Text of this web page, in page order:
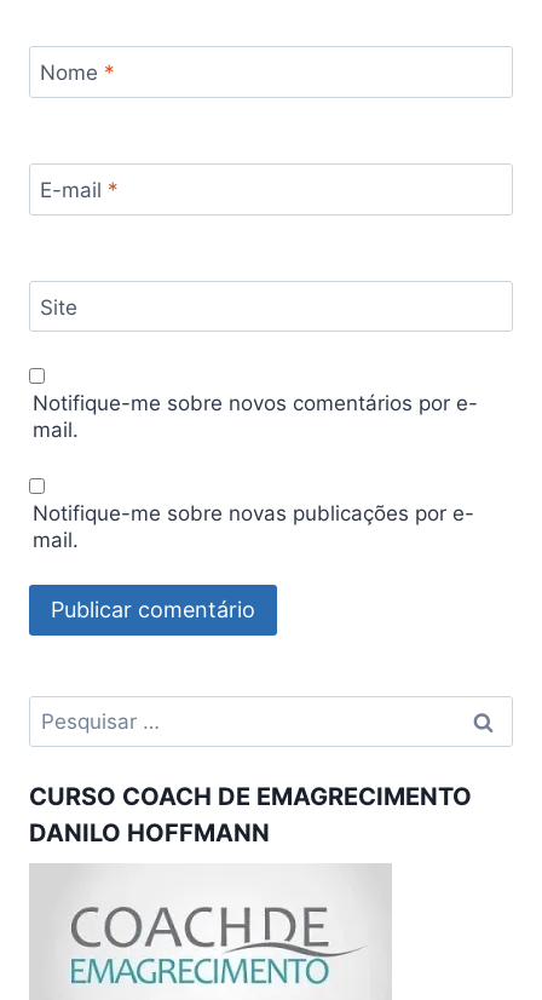
Nome *
E-mail *
Site
Notifique-me sobre novos comentários por e-
mail.
Notifique-me sobre novas publicações por e-
mail.
Pesquisar
por:
CURSO COACH DE EMAGRECIMENTO
DANILO HOFFMANN